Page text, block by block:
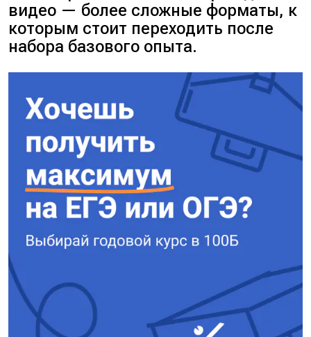
видео — более сложные форматы, к
которым стоит переходить после
набора базового опыта.